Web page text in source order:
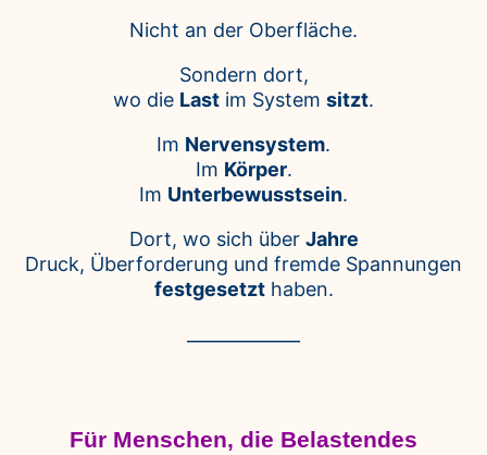
Nicht an der Oberfläche.
Sondern dort,
wo die Last im System sitzt.
Im Nervensystem.
Im Körper.
Im Unterbewusstsein.
Dort, wo sich über Jahre
Druck, Überforderung und fremde Spannungen
festgesetzthaben.
Für Menschen, die Belastendes